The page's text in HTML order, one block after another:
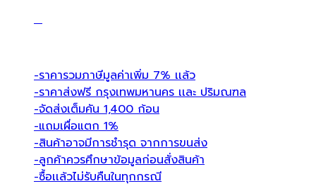
-ราคารวมภาษีมูลค่าเพิ่ม 7% เเล้ว
-ราคาส่งฟรี กรุงเทพมหานคร เเละ ปริมณฑล
-จัดส่งเต็มคัน 1,400 ก้อน
-แถมเผื่อแตก 1%
-สินค้าอาจมีการชำรุด จากการขนส่ง
-ลูกค้าควรศึกษาข้อมูลก่อนสั่งสินค้า
-ซื้อเเล้วไม่รับคืนในทุกกรณี